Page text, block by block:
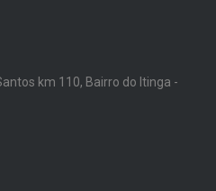
km 110, Bairro do Itinga -